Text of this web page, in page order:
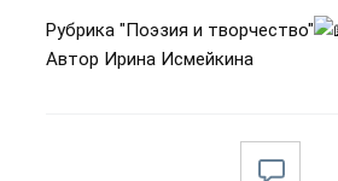
Рубрика "Поэзия и творчество"
Автор Ирина Исмейкина